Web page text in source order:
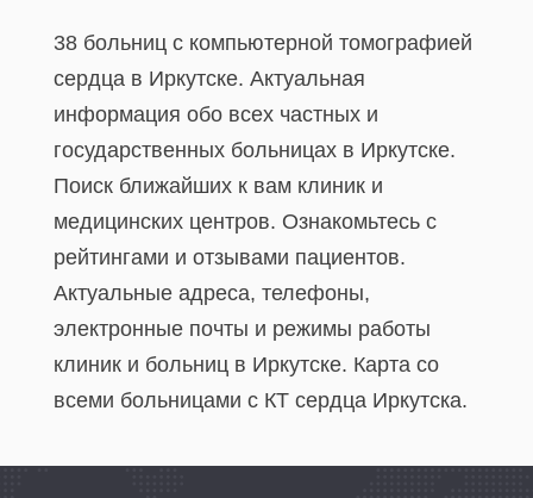
38 больниц с компьютерной томографией
сердца в Иркутске. Актуальная
информация обо всех частных и
государственных больницах в Иркутске.
Поиск ближайших к вам клиник и
медицинских центров. Ознакомьтесь с
рейтингами и отзывами пациентов.
Актуальные адреса, телефоны,
электронные почты и режимы работы
клиник и больниц в Иркутске. Карта со
всеми больницами с КТ сердца Иркутска.